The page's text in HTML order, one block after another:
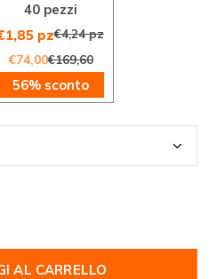
40 pezzi
pz€4,24 pz
€74,00€169,60
56% sconto
AL CARRELLO